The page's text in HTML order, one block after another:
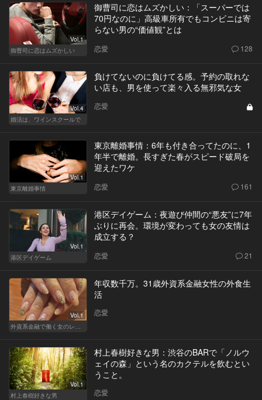
Vol.1
御曹司に恋はムズかしい
御曹司に恋はムズかしい：「スーパーでは
70円なのに」高級車所有でもコンビニは寄
らない男の“価値観”とは
恋愛 128
Vol.4
婚活は、ワインスクールで
負けてないのに負けてる感。予約の取れな
い店も、男を使って楽々入る無邪気な女
恋愛
Vol.1
東京離婚事情
東京離婚事情：6年も付き合ってたのに、1
年半で離婚。長すぎた春がスピード破局を
迎えたワケ
恋愛 161
Vol.1
港区デイゲーム
港区デイゲーム：夜遊び仲間の“悪友”に7年
ぶりに再会。環境が変わっても女の友情は
成立する？
恋愛 21
Vol.1
年収数千万。31歳外資系金融女性の外食生
活
恋愛
Vol.1
村上春樹好きな男
村上春樹好きな男：渋谷のBARで「ノルウ
ェイの森」という名のカクテルを飲むとい
うこと。
恋愛